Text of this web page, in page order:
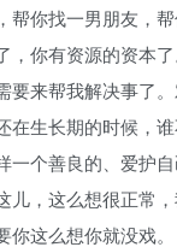
帮你找一男朋友，
，你有资源的资本
要来帮我解决事了
在生长期的时候，
一个善良的、爱护
儿，这么想很正常
这么想你就没戏。